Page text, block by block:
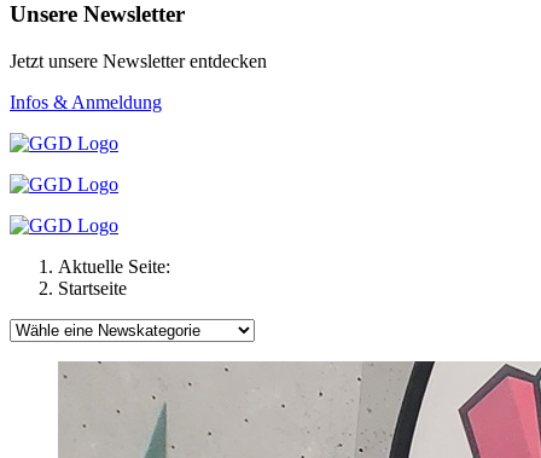
Unsere Newsletter
Jetzt unsere Newsletter entdecken
Infos & Anmeldung
Aktuelle Seite:
Startseite